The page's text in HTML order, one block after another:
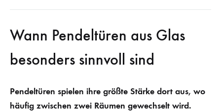
Wann Pendeltüren aus Glas
besonders sinnvoll sind
Pendeltüren spielen ihre größte Stärke dort aus, wo
häufig zwischen zwei Räumen gewechselt wird.